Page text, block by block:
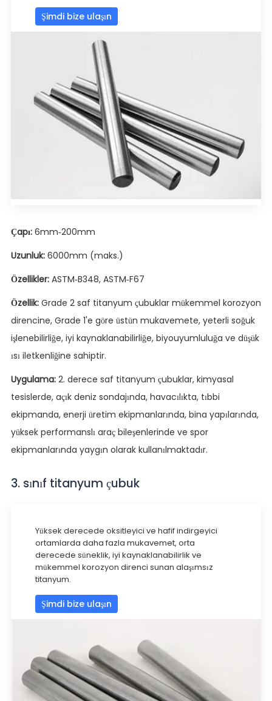
Şimdi bize ulaşın
Çapı:6mm-200mm
Uzunluk:6000mm (maks.)
Özellikler: ASTM-B348, ASTM-F67
Özellik: Grade 2 saf titanyum çubuklar mükemmel korozyon
direncine, Grade 1'e göre üstün mukavemete, yeterli soğuk
işlenebilirliğe, iyi kaynaklanabilirliğe, biyouyumluluğa ve düşük
ısı iletkenliğine sahiptir.
Uygulama: 2. derece saf titanyum çubuklar, kimyasal
tesislerde, açık deniz sondajında, havacılıkta, tıbbi
ekipmanda, enerji üretim ekipmanlarında, bina yapılarında,
yüksek performanslı araç bileşenlerinde ve spor
ekipmanlarında yaygın olarak kullanılmaktadır.
3. sınıf titanyum çubuk
Yüksek derecede oksitleyici ve hafif indirgeyici
ortamlarda daha fazla mukavemet, orta
derecede süneklik, iyi kaynaklanabilirlik ve
mükemmel korozyon direnci sunan alaşımsız
titanyum.
Şimdi bize ulaşın